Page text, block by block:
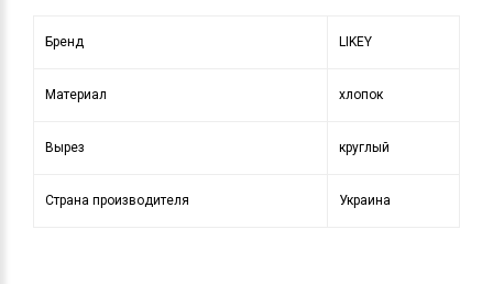
Бренд LIKEY
Материал хлопок
Вырез круглый
Страна производителя Украина